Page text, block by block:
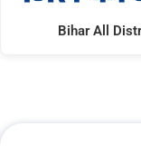
Bihar All